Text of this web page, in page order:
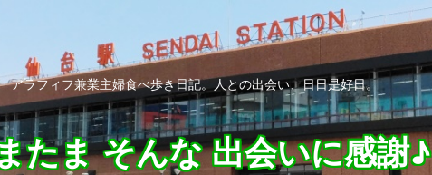
アラフィフ兼業主婦食べ歩き日記。人との出会い、日日是好日。
たま そんな 出会いに感謝♪